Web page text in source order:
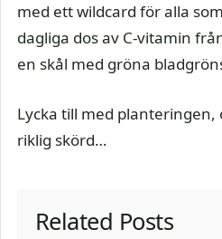
med ett wildcard för alla
dagliga dos av C-vitamin
en skål med gröna
Lycka till med planteringen,
riklig skörd…
Related Posts